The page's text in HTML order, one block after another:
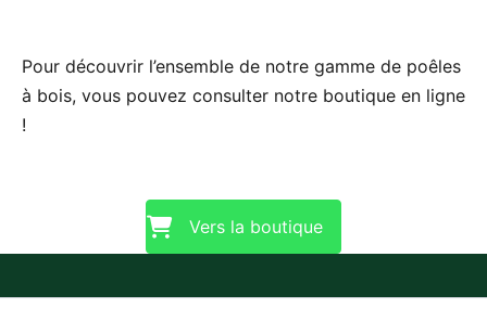
Pour découvrir l’ensemble de notre gamme de poêles
à bois, vous pouvez consulter notre boutique en ligne
!
Vers la boutique